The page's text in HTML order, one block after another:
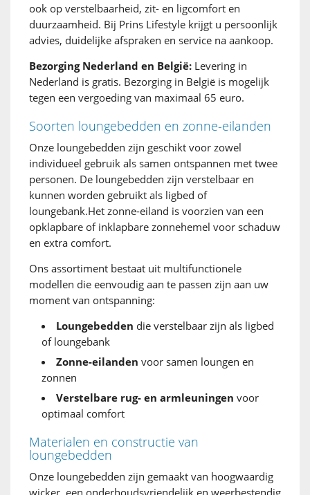
ook op verstelbaarheid, zit- en ligcomfort en
duurzaamheid. Bij Prins Lifestyle krijgt u persoonlijk
advies, duidelijke afspraken en service na aankoop.
Bezorging Nederland en België: Levering in
Nederland is gratis. Bezorging in België is mogelijk
tegen een vergoeding van maximaal 65 euro.
Soorten loungebedden en zonne-eilanden
Onze loungebedden zijn geschikt voor zowel
individueel gebruik als samen ontspannen met twee
personen. De loungebedden zijn verstelbaar en
kunnen worden gebruikt als ligbed of
loungebank.Het zonne-eiland is voorzien van een
opklapbare of inklapbare zonnehemel voor schaduw
en extra comfort.
Ons assortiment bestaat uit multifunctionele
modellen die eenvoudig aan te passen zijn aan uw
moment van ontspanning:
Loungebedden die verstelbaar zijn als ligbed
of loungebank
Zonne-eilanden voor samen loungen en
zonnen
Verstelbare rug- en armleuningen voor
optimaal comfort
Materialen en constructie van
loungebedden
Onze loungebedden zijn gemaakt van hoogwaardig
wicker, een onderhoudsvriendelijk en weerbestendig